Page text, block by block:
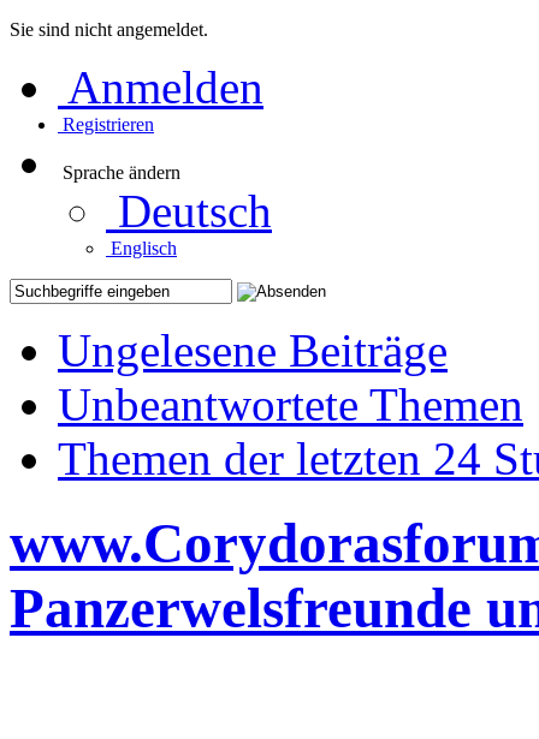
Sie sind nicht angemeldet.
Anmelden
Registrieren
Sprache ändern
Deutsch
Englisch
Ungelesene Beiträge
Unbeantwortete Themen
Themen der letzten 24
Panzerwelsfreunde